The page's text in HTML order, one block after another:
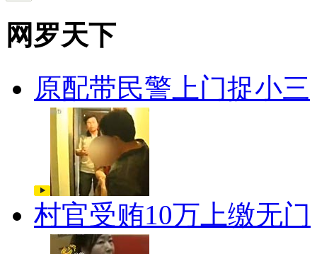
网罗天下
原配带民警上门捉小三
村官受贿10万上缴无门